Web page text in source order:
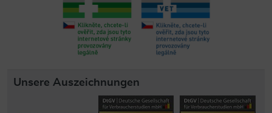
Unsere Auszeichnungen